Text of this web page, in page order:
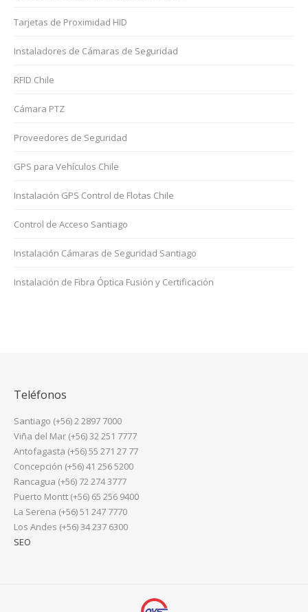
Tarjetas de Proximidad HID
Instaladores de Cámaras de Seguridad
RFID Chile
Cámara PTZ
Proveedores de Seguridad
GPS para Vehículos Chile
Instalación GPS Control de Flotas Chile
Control de Acceso Santiago
Instalación Cámaras de Seguridad Santiago
Instalación de Fibra Óptica Fusión y Certificación
Teléfonos
Santiago (+56) 2 2897 7000
Viña del Mar (+56) 32 251 7777
Antofagasta (+56) 55 271 27 77
Concepción (+56) 41 256 5200
Rancagua (+56) 72 274 3777
Puerto Montt (+56) 65 256 9400
La Serena (+56) 51 247 7770
Los Andes (+56) 34 237 6300
SEO